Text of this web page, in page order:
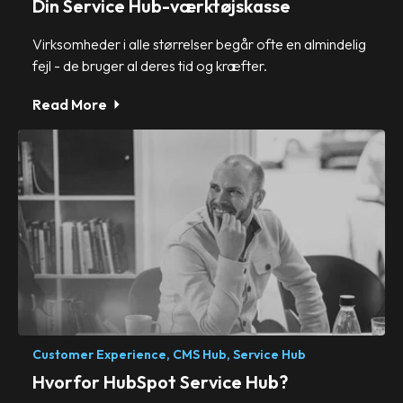
Din Service Hub-værktøjskasse
Virksomheder i alle størrelser begår ofte en almindelig
fejl - de bruger al deres tid og kræfter.
Read More
Customer Experience, CMS Hub, Service Hub
Hvorfor HubSpot Service Hub?